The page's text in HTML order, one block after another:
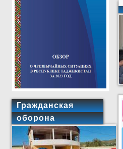
Гражданская
оборона